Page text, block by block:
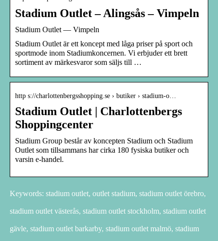
Stadium Outlet – Alingsås – Vimpeln
Stadium Outlet — Vimpeln
Stadium Outlet är ett koncept med låga priser på sport och
sportmode inom Stadiumkoncernen. Vi erbjuder ett brett
sortiment av märkesvaror som säljs till …
http s://charlottenbergsshopping.se › butiker › stadium-o…
Stadium Outlet | Charlottenbergs
Shoppingcenter
Stadium Group består av koncepten Stadium och Stadium
Outlet som tillsammans har cirka 180 fysiska butiker och
varsin e-handel.
Keywords: stadium outlet, outlet stadium, stadium outlet örebro,
stadium outlet västerås, stadium outlet stockholm, stadium outlet
gävle, stadium outlet barkarby, stadium outlet malmö, stadium